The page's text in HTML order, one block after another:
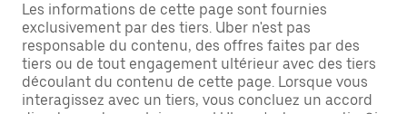
Les informations de cette page sont fournies
exclusivement par des tiers. Uber n'est pas
responsable du contenu, des offres faites par des
tiers ou de tout engagement ultérieur avec des tiers
découlant du contenu de cette page. Lorsque vous
interagissez avec un tiers, vous concluez un accord